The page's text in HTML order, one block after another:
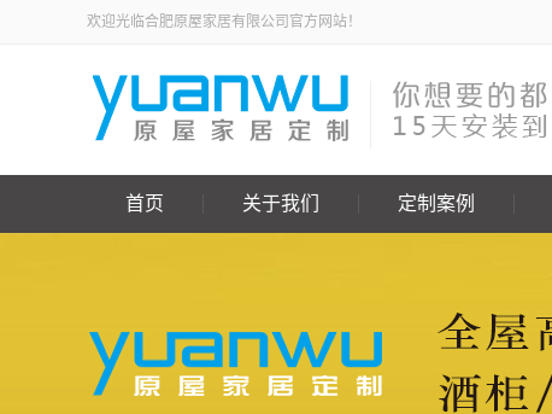
欢迎光临合肥原屋家居有限公司官方网站！
首页 关于我们 定制案例